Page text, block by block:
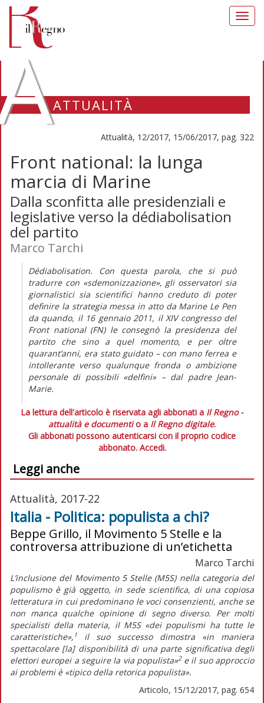
ATTUALITÀ
Attualità, 12/2017, 15/06/2017, pag. 322
Front national: la lunga
marcia di Marine
Dalla sconfitta alle presidenziali e
legislative verso la dédiabolisation
del partito
Marco Tarchi
Dédiabolisation. Con questa parola, che si può
tradurre con «sdemonizzazione», gli osservatori sia
giornalistici sia scientifici hanno creduto di poter
definire la strategia messa in atto da Marine Le Pen
da quando, il 16 gennaio 2011, il XIV congresso del
Front national (FN) le consegnò la presidenza del
partito che sino a quel momento, e per oltre
quarant’anni, era stato guidato – con mano ferrea e
intollerante verso qualunque fronda o ambizione
personale di possibili «delfini» – dal padre Jean-
Marie.
La lettura dell'articolo è riservata agli abbonati a Il Regno -
attualità e documentio a Il Regno digitale.
Gli abbonati possono autenticarsi con il proprio codice
abbonato. Accedi.
Leggi anche
Attualità, 2017-22
Italia - Politica: populista a chi?
Beppe Grillo, il Movimento 5 Stelle e la
controversa attribuzione di un’etichetta
Marco Tarchi
L’inclusione del Movimento 5 Stelle (M5S) nella categoria del
populismo è già oggetto, in sede scientifica, di una copiosa
letteratura in cui predominano le voci consenzienti, anche se
non manca qualche opinione di segno diverso. Per molti
specialisti della materia, il M5S «dei populismi ha tutte le
caratteristiche», 1
il suo successo dimostra «in maniera
spettacolare [la] disponibilità di una parte significativa degli
elettori europei a seguire la via populista»2e il suo approccio
ai problemi è «tipico della retorica populista».
Articolo, 15/12/2017, pag. 654